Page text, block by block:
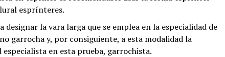
esprínteres.
designar la vara larga que se emplea en la especialidad de
garrocha y, por consiguiente, a esta modalidad la
en esta prueba, garrochista.